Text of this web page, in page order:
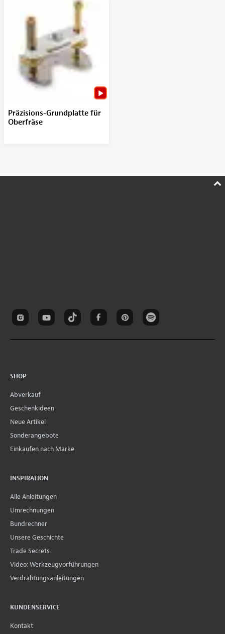
Präzisions-Grundplatte für
Oberfräse
SHOP
Abverkauf
Geschenkideen
Neue Artikel
Sonderangebote
Einkaufen nach Marke
INSPIRATION
Alle Anleitungen
Umrechnungen
Bundrechner
Unsere Geschichte
Trade Secrets
Video: Werkzeugvorführungen
Verdrahtungsanleitungen
KUNDENSERVICE
Kontakt